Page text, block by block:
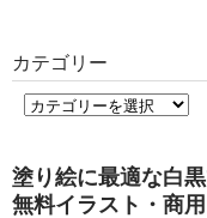
カテゴリー
塗り絵に最適な白
無料イラスト・商